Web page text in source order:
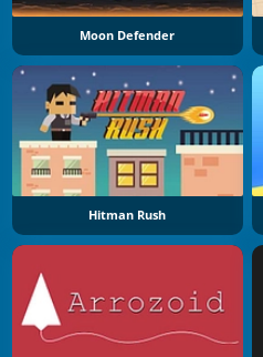
Moon Defender
Hitman Rush